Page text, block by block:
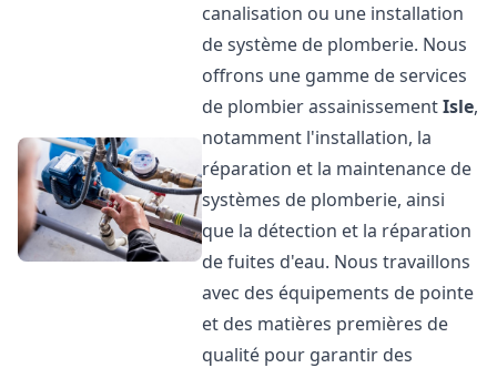
canalisation ou une installation
de système de plomberie. Nous
offrons une gamme de services
de plombier assainissementIsle,
notamment l'installation, la
réparation et la maintenance de
systèmes de plomberie, ainsi
que la détection et la réparation
de fuites d'eau. Nous travaillons
avec des équipements de pointe
et des matières premières de
qualité pour garantir des